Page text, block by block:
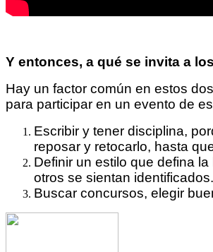
Y entonces, a qué se invita a
Hay un factor común en estos
para participar en un evento de
Escribir y tener disciplina,
reposar y retocarlo, hasta
Definir un estilo que defina
otros se sientan
Buscar concursos, elegir